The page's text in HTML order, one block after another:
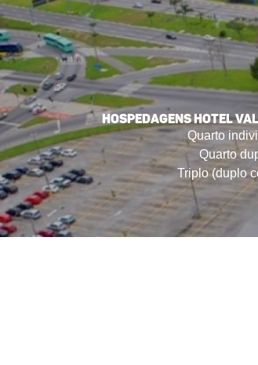
HOSPEDAGENS HOTEL
Quarto
Quarto
Triplo (duplo